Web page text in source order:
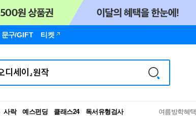
문구/GIFT 티켓
사락 예스펀딩 클래스24
RBTI Lab
여름방학혜택